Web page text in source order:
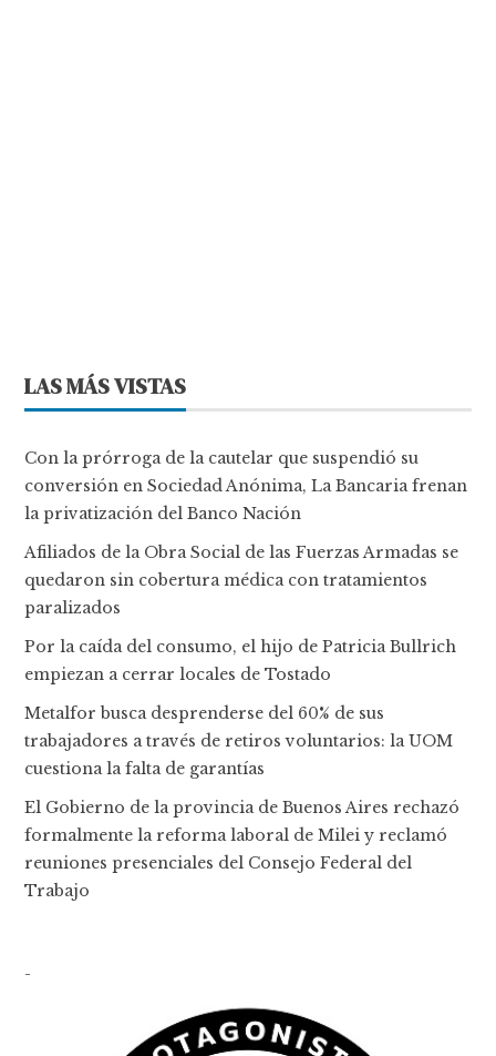
LAS MÁS VISTAS
Con la prórroga de la cautelar que suspendió su
conversión en Sociedad Anónima, La Bancaria frenan
la privatización del Banco Nación
Afiliados de la Obra Social de las Fuerzas Armadas se
quedaron sin cobertura médica con tratamientos
paralizados
Por la caída del consumo, el hijo de Patricia Bullrich
empiezan a cerrar locales de Tostado
Metalfor busca desprenderse del 60% de sus
trabajadores a través de retiros voluntarios: la UOM
cuestiona la falta de garantías
El Gobierno de la provincia de Buenos Aires rechazó
formalmente la reforma laboral de Milei y reclamó
reuniones presenciales del Consejo Federal del
Trabajo
-